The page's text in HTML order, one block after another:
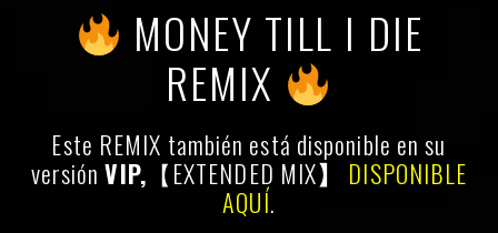
MONEY TILL I DIE
REMIX
Este REMIX también está disponible en su
versiónVIP, 【EXTENDED MIX】
DISPONIBLE
AQUÍ.